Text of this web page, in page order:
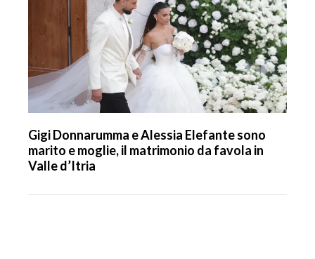
Gigi Donnarumma e Alessia Elefante sono
marito e moglie, il matrimonio da favola in
Valle d’Itria